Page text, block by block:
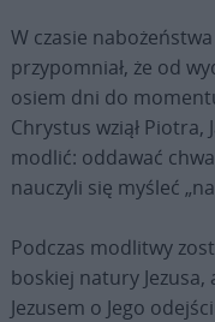
W czasie
przypomniał, że od
osiem dni do
Chrystus wziął Piotra,
modlić: oddawać
nauczyli się myśleć
Podczas modlitwy
boskiej natury Jezusa,
Jezusem o Jego